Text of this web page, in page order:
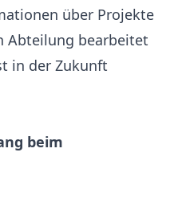
über Projekte
Abteilung bearbeitet
in der Zukunft
beim